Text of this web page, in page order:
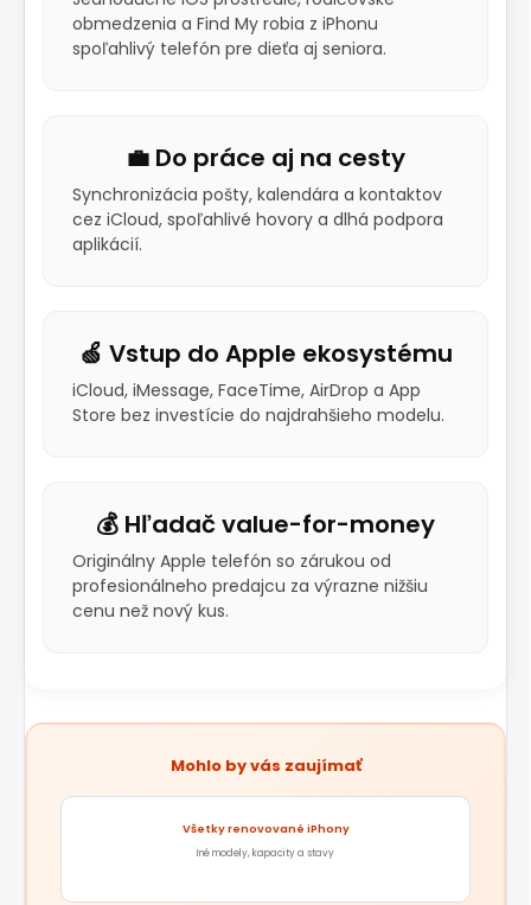
obmedzenia a Find My robia z iPhonu
spoľahlivý telefón pre dieťa aj seniora.
💼 Do práce aj na cesty
Synchronizácia pošty, kalendára a kontaktov
cez iCloud, spoľahlivé hovory a dlhá podpora
aplikácií.
🍏 Vstup do Apple ekosystému
iCloud, iMessage, FaceTime, AirDrop a App
Store bez investície do najdrahšieho modelu.
💰 Hľadač value-for-money
Originálny Apple telefón so zárukou od
profesionálneho predajcu za výrazne nižšiu
cenu než nový kus.
Mohlo by vás zaujímať
Všetky renovované iPhony
Iné modely, kapacity a stavy